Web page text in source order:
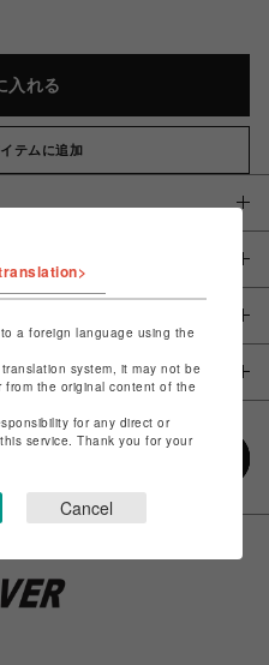
入れる
テムに追加
a foreign language using the
system, it may not be
from the original content of the
for any direct or
service. Thank you for your
Cancel